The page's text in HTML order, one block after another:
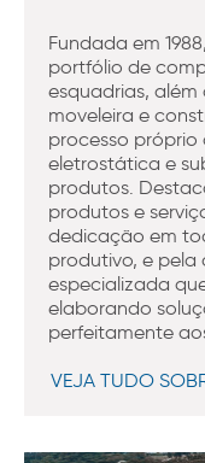
Fundada em
portfólio de
esquadrias, além
moveleira e
processo
eletrostática e
produtos.
produtos e
dedicação em
produtivo, e pela
especializada
elaborando
perfeitamente
VEJA TUDO